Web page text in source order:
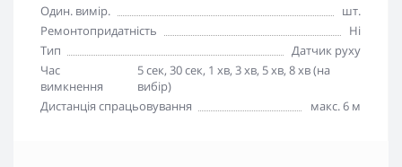
Один. вимір.
шт.
Ремонтопридатність
Ні
Тип
Датчик руху
Час
вимкнення
5 сек, 30 сек, 1 хв, 3 хв, 5 хв, 8 хв (на
вибір)
Дистанція спрацьовування
макс. 6 м